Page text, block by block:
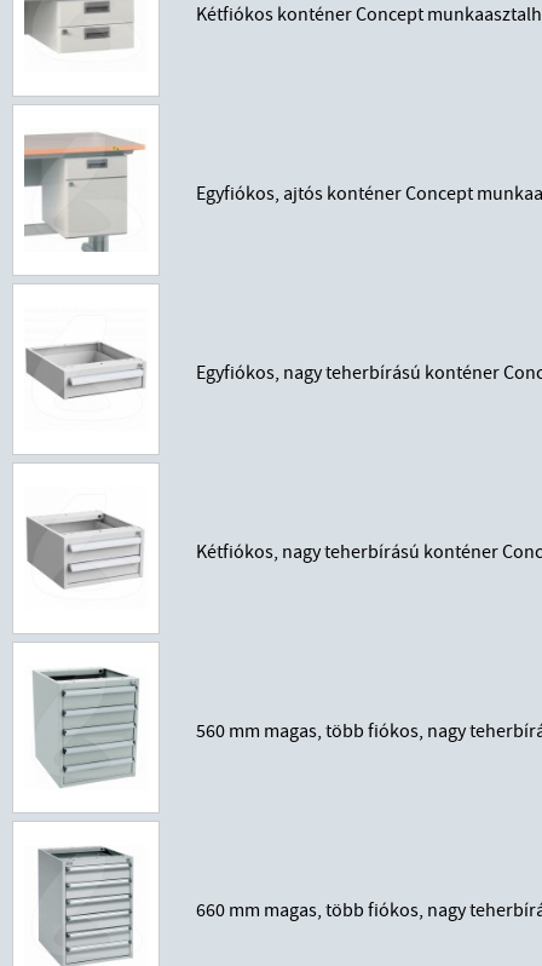
Kétfiókos konténer Concept
Egyfiókos, ajtós konténer Concept
Egyfiókos, nagy teherbírású konténer
Kétfiókos, nagy teherbírású konténer
560 mm magas, több fiókos, nagy
660 mm magas, több fiókos, nagy